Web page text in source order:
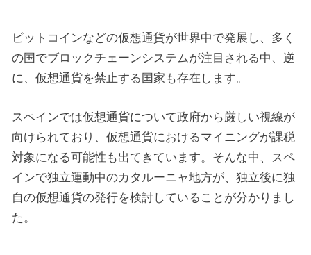
ビットコインなどの仮想通貨が世界中で発展し、多く
の国でブロックチェーンシステムが注目される中、逆
に、仮想通貨を禁止する国家も存在します。
スペインでは仮想通貨について政府から厳しい視線が
向けられており、仮想通貨におけるマイニングが課税
対象になる可能性も出てきています。そんな中、スペ
インで独立運動中のカタルーニャ地方が、独立後に独
自の仮想通貨の発行を検討していることが分かりまし
た。